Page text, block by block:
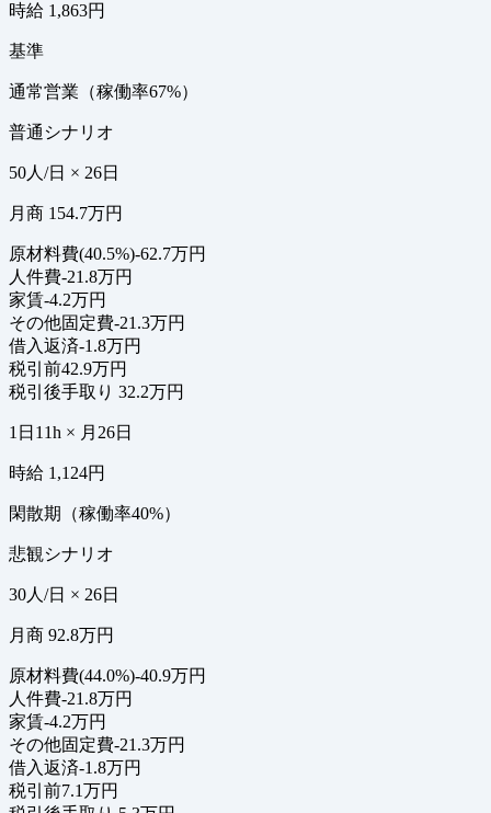
時給 1,863円
基準
通常営業（稼働率67%）
普通シナリオ
50人/日 × 26日
月商 154.7万円
原材料費(40.5%)-62.7万円
人件費-21.8万円
家賃-4.2万円
その他固定費-21.3万円
借入返済-1.8万円
税引前42.9万円
税引後手取り 32.2万円
1日11h × 月26日
時給 1,124円
閑散期（稼働率40%）
悲観シナリオ
30人/日 × 26日
月商 92.8万円
原材料費(44.0%)-40.9万円
人件費-21.8万円
家賃-4.2万円
その他固定費-21.3万円
借入返済-1.8万円
税引前7.1万円